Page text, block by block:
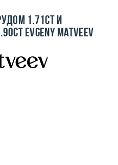
звонок
1.71ct и
Evgeny Matveev